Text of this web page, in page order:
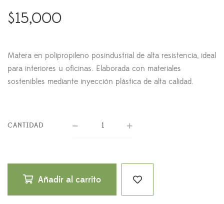
$15,000
Matera en polipropileno posindustrial de alta resistencia, ideal
para interiores u oficinas. Elaborada con materiales
sostenibles mediante inyección plástica de alta calidad.
CANTIDAD
Añadir al carrito